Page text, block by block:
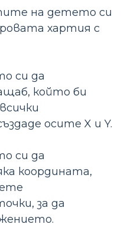
на детето си
хартия с
си да
който би
осите X и Y.
си да
координата,
за да